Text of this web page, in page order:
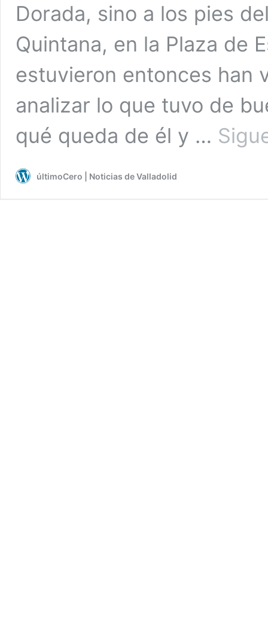
Dorada, sino a los pies
Quintana, en la Plaza de
estuvieron entonces han
analizar lo que tuvo de
qué queda de él y …
últimoCero | Noticias de Valladolid